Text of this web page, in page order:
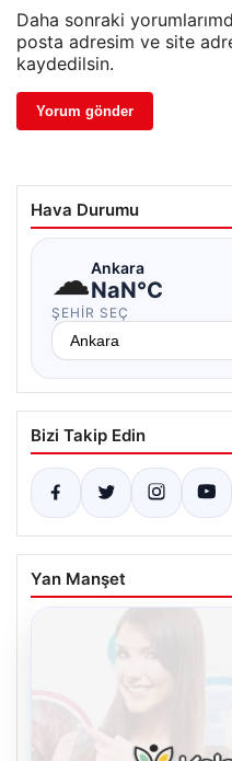
Daha sonraki
posta adresim ve site
kaydedilsin.
Hava Durumu
☁Ankara
NaN°C
ŞEHIR SEÇ
Bizi Takip Edin
Yan Manşet